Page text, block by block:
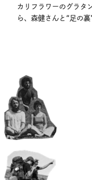
カリフラワーのグラタ
ら、森健さんと“足の